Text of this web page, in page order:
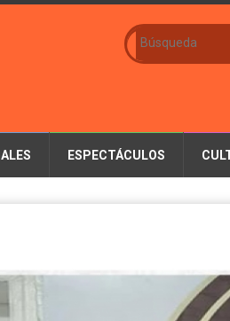
ESPECTÁCULOS